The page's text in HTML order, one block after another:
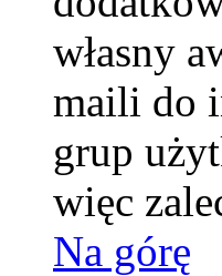
własny
maili do
grup
więc
Na górę